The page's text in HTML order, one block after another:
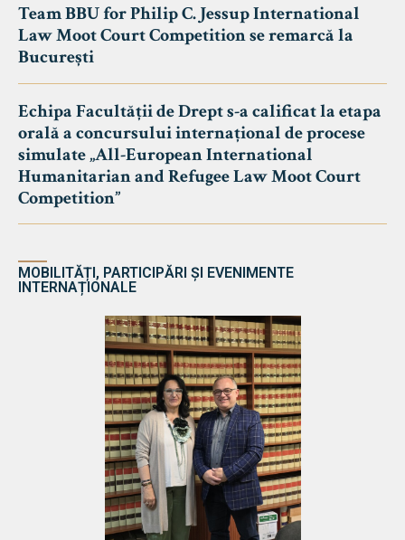
Team BBU for Philip C. Jessup International
Law Moot Court Competition se remarcă la
București
Echipa Facultății de Drept s-a calificat la etapa
orală a concursului internațional de procese
simulate „All-European International
Humanitarian and Refugee Law Moot Court
Competition”
MOBILITĂȚI, PARTICIPĂRI ȘI EVENIMENTE
INTERNAȚIONALE